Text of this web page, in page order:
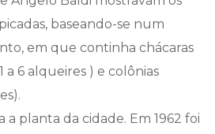
baseando-se num
em que continha chácaras
a 6 alqueires ) e colônias
a planta da cidade. Em 1962 foi